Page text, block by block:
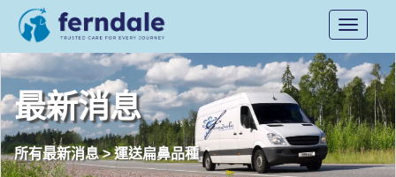
Toggle
最新消息
所有最新消息>運送扁鼻品種